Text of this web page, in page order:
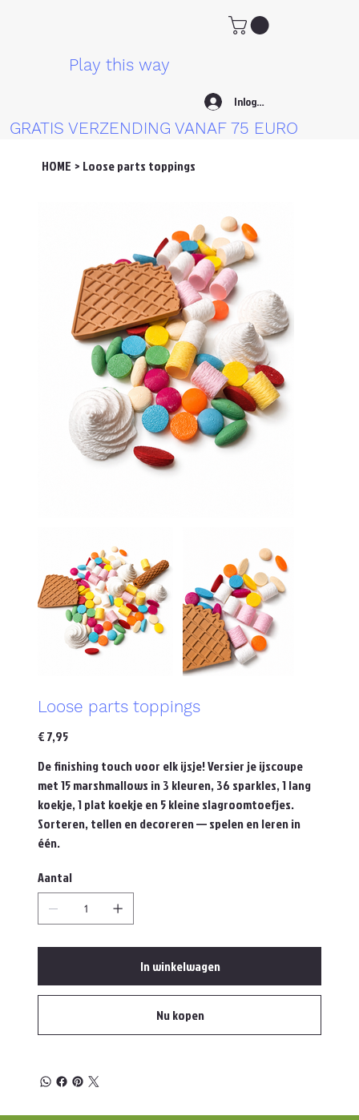
Play this way
Inloggen
GRATIS VERZENDING VANAF 75 EURO
HOME > Loose parts toppings
Loose parts toppings
Prijs
€ 7,95
De finishing touch voor elk ijsje! Versier je ijscoupe
met 15 marshmallows in 3 kleuren, 36 sparkles, 1 lang
koekje, 1 plat koekje en 5 kleine slagroomtoefjes.
Sorteren, tellen en decoreren — spelen en leren in
één.
Aantal
In winkelwagen
Nu kopen